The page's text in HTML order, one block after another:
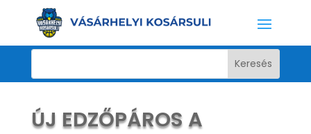
ÚJ EDZŐPÁROS A